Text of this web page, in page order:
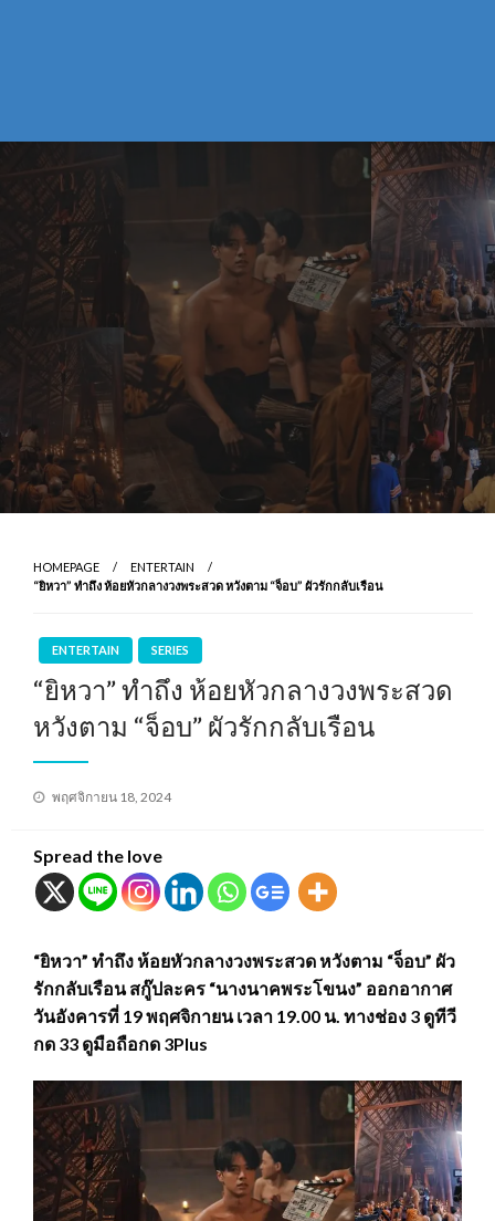
HOMEPAGE
ENTERTAIN
“ยิหวา” ทำถึง ห้อยหัวกลางวงพระสวด หวังตาม “จ็อบ” ผัวรักกลับเรือน
ENTERTAIN SERIES
“ยิหวา” ทำถึง ห้อยหัวกลางวงพระสวด
หวังตาม “จ็อบ” ผัวรักกลับเรือน
Posted
พฤศจิกายน 18, 2024
Spread the love
“ยิหวา” ทำถึง ห้อยหัวกลางวงพระสวด หวังตาม “จ็อบ” ผัว
รักกลับเรือน สกู๊ปละคร “นางนาคพระโขนง” ออกอากาศ
วันอังคารที่ 19 พฤศจิกายน เวลา 19.00 น. ทางช่อง 3 ดูทีวี
กด 33 ดูมือถือกด 3Plus